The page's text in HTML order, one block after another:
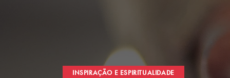
INSPIRAÇÃO E ESPIRITUALIDADE